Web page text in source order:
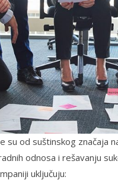
su od suštinskog značaja
odnosa i rešavanju
uključuju: